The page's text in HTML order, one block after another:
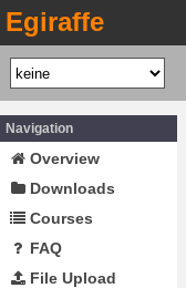
Egiraffe
Navigation
Overview
Downloads
Courses
FAQ
File Upload